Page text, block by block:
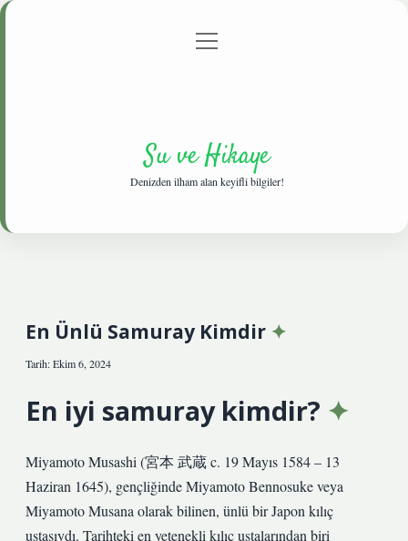
Gizlilik Politikası
menüyü
Su ve Hikaye
Denizden ilham alan keyifli bilgiler!
En Ünlü Samuray Kimdir
Tarih: Ekim 6, 2024
En iyi samuray kimdir?
Miyamoto Musashi (宮本 武蔵 c. 19 Mayıs 1584 – 13
Haziran 1645), gençliğinde Miyamoto Bennosuke veya
Miyamoto Musana olarak bilinen, ünlü bir Japon kılıç
ustasıydı. Tarihteki en yetenekli kılıç ustalarından biri